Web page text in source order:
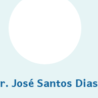
José Santos Dias